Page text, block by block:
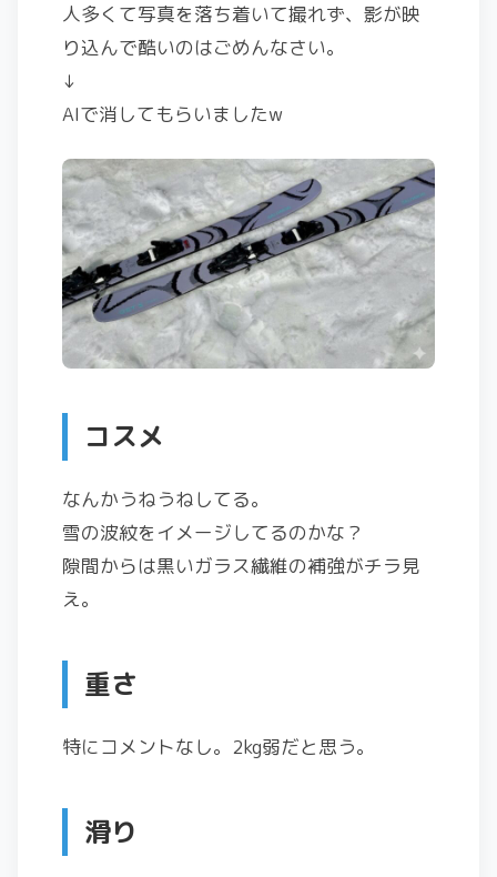
人多くて写真を落ち着いて撮れず、影が映
り込んで酷いのはごめんなさい。
↓
AIで消してもらいましたw
コスメ
なんかうねうねしてる。
雪の波紋をイメージしてるのかな？
隙間からは黒いガラス繊維の補強がチラ見
え。
重さ
特にコメントなし。2kg弱だと思う。
滑り